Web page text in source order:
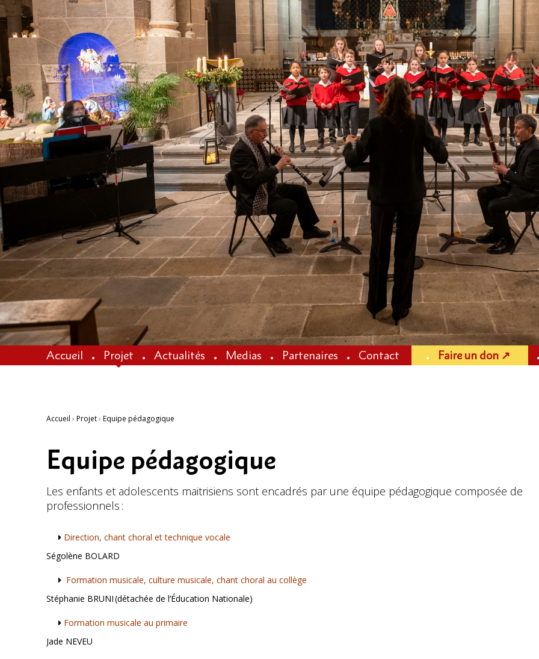
Accueil Projet Actualités Medias Partenaires Contact Faire un don ↗
Accueil › Projet› Equipe pédagogique
Equipe pédagogique
Les enfants et adolescents maitrisiens sont encadrés par une équipe pédagogique composée de
professionnels :
Direction, chant choral et technique vocale
Ségolène BOLARD
Formation musicale, culture musicale, chant choral au collège
Stéphanie BRUNI (détachée de l’Éducation Nationale)
Formation musicale au primaire
Jade NEVEU